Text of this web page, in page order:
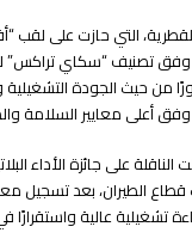
التي حازت على لقب
من حيث الجودة التشغيلية
أعلى معايير السلامة
الطيران، بعد تسجيل